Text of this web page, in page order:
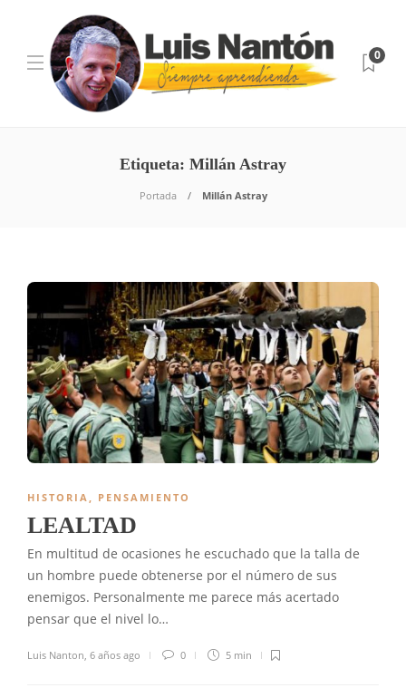
0
Etiqueta: Millán Astray
Portada Millán Astray
HISTORIA PENSAMIENTO
LEALTAD
En multitud de ocasiones he escuchado que la talla de
un hombre puede obtenerse por el número de sus
enemigos. Personalmente me parece más acertado
pensar que el nivel lo…
Luis Nanton 6 años ago 0 5 min